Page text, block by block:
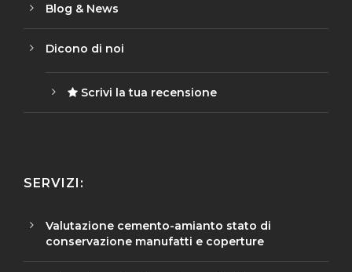
Blog & News
Dicono di noi
Scrivi la tua recensione
SERVIZI:
Valutazione cemento-amianto stato di
conservazione manufatti e coperture